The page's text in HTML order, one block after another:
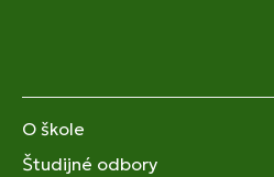
O škole
Študijné odbory